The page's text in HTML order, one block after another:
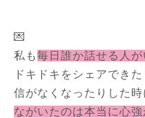
💌
私も毎日誰か話せる人が
ドキドキをシェアでき
信がなくなったりした時
ながいたのは本当に心強